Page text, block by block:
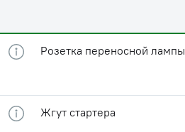
Розетка переносной лампы
Жгут стартера